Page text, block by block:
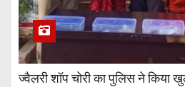
ज्वैलरी शॉप चोरी का पुलिस ने किया